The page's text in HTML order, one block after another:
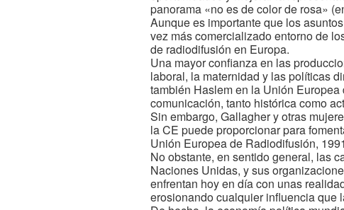
panorama «no es de color de rosa»
Aunque es importante que los
vez más comercializado entorno de
de radiodifusión en Europa.
Una mayor confianza en las
laboral, la maternidad y las políticas
también Haslem en la Unión
comunicación, tanto histórica como
Sin embargo, Gallagher y otras
la CE puede proporcionar para
Unión Europea de Radiodifusión,
No obstante, en sentido general, las
Naciones Unidas, y sus
enfrentan hoy en día con unas
erosionando cualquier influencia que